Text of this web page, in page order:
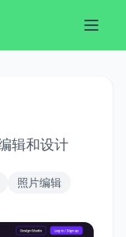
辑和设计
照片编辑